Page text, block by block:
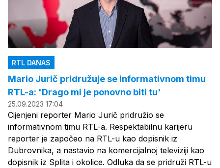
RTL DANAS
Mario Jurič pridružuje se informativnom timu
RTL-a: 'Drago mi je ponovno biti tu'
25.09.2023 17:04
Cijenjeni reporter Mario Jurič pridružio se
informativnom timu RTL-a. Respektabilnu karijeru
reporter je započeo na RTL-u kao dopisnik iz
Dubrovnika, a nastavio na komercijalnoj televiziji kao
dopisnik iz Splita i okolice. Odluka da se pridruži RTL-u